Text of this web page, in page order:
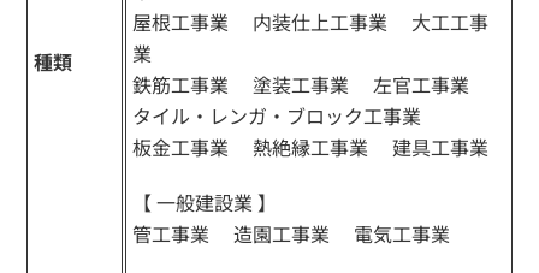
種類
屋根工事業 内装仕上工事業 大工工事
業
鉄筋工事業 塗装工事業 左官工事業
タイル・レンガ・ブロック工事業
板金工事業 熱絶縁工事業 建具工事業
【 一般建設業 】
管工事業 造園工事業 電気工事業